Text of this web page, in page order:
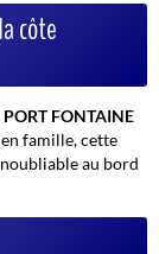
côte
FONTAINE
famille, cette
au bord